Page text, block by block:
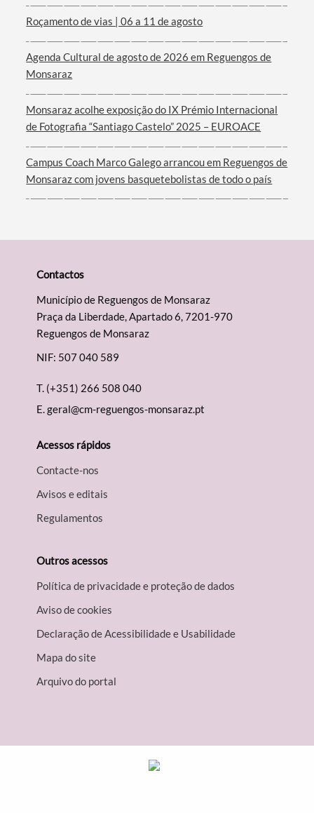
Roçamento de vias | 06 a 11 de agosto
Agenda Cultural de agosto de 2026 em Reguengos de
Monsaraz
Monsaraz acolhe exposição do IX Prémio Internacional
de Fotografia “Santiago Castelo” 2025 – EUROACE
Campus Coach Marco Galego arrancou em Reguengos de
Monsaraz com jovens basquetebolistas de todo o país
Contactos
Município de Reguengos de Monsaraz
Praça da Liberdade, Apartado 6, 7201-970
Reguengos de Monsaraz
NIF: 507 040 589
T. (+351) 266 508 040
E.geral@cm-reguengos-monsaraz.pt
Acessos rápidos
Contacte-nos
Avisos e editais
Regulamentos
Outros acessos
Política de privacidade e proteção de dados
Aviso de cookies
Declaração de Acessibilidade e Usabilidade
Mapa do site
Arquivo do portal